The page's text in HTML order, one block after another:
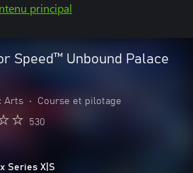
principal
Speed™ Unbound Palace
Arts • Course et pilotage
530
Series X|S